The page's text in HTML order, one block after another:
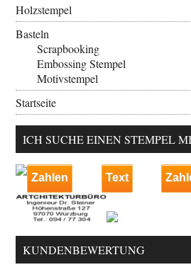
Holzstempel
Basteln
Scrapbooking
Embossing Stempel
Motivstempel
Startseite
ICH SUCHE EINEN STEMPEL
Zahlen Text
KUNDENBEWERTUNG